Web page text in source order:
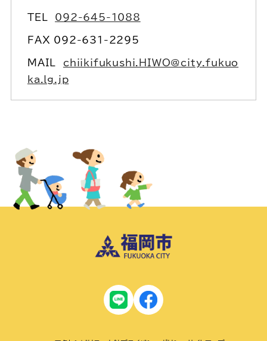
TEL 092-645-1088
FAX 092-631-2295
MAIL chiikifukushi.HIWO@city.fukuo
ka.lg.jp